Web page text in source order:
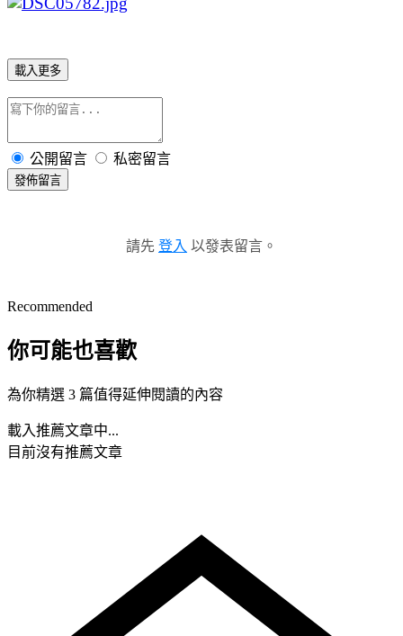
載入更多
公開留言 私密留言
發佈留言
請先 登入 以發表留言。
Recommended
你可能也喜歡
為你精選 3 篇值得延伸閱讀的內容
載入推薦文章中...
目前沒有推薦文章